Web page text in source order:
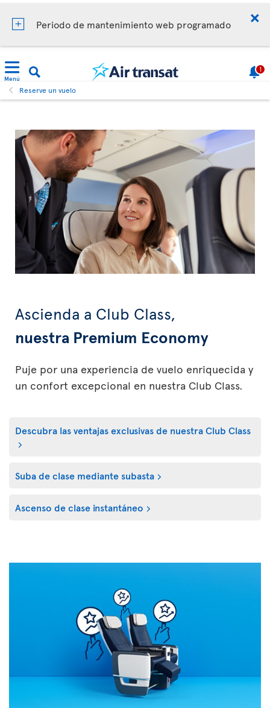
Periodo de mantenimiento web programado
Menú
1
Reserve un vuelo
Ascienda a Club Class,
nuestra Premium Economy
Puje por una experiencia de vuelo enriquecida y
un confort excepcional en nuestra Club Class.
Descubra las ventajas exclusivas de nuestra Club Class
Suba de clase mediante subasta
Ascenso de clase instantáneo